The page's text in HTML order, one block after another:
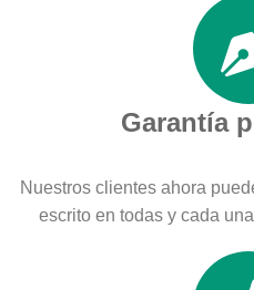
Garantía
Nuestros clientes ahora
escrito en todas y cada